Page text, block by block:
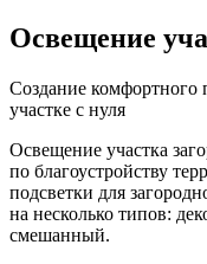
Освещение
Создание комфортного
участке с нуля
Освещение участка
по благоустройству
подсветки для
на несколько типов:
смешанный.